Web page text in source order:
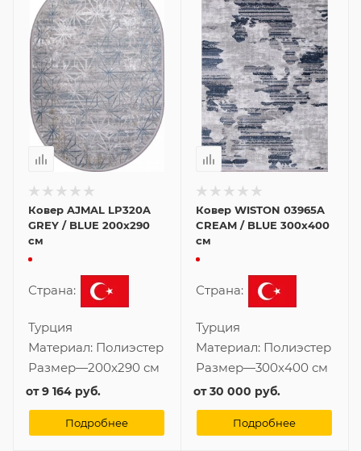
Ковер AJMAL LP320A
GREY / BLUE 200x290
см
Страна:
Турция
Материал: Полиэстер
Размер—200x290 см
от9 164 руб.
Подробнее
Ковер WISTON 03965A
CREAM / BLUE 300x400
см
Страна:
Турция
Материал: Полиэстер
Размер—300x400 см
от30 000 руб.
Подробнее